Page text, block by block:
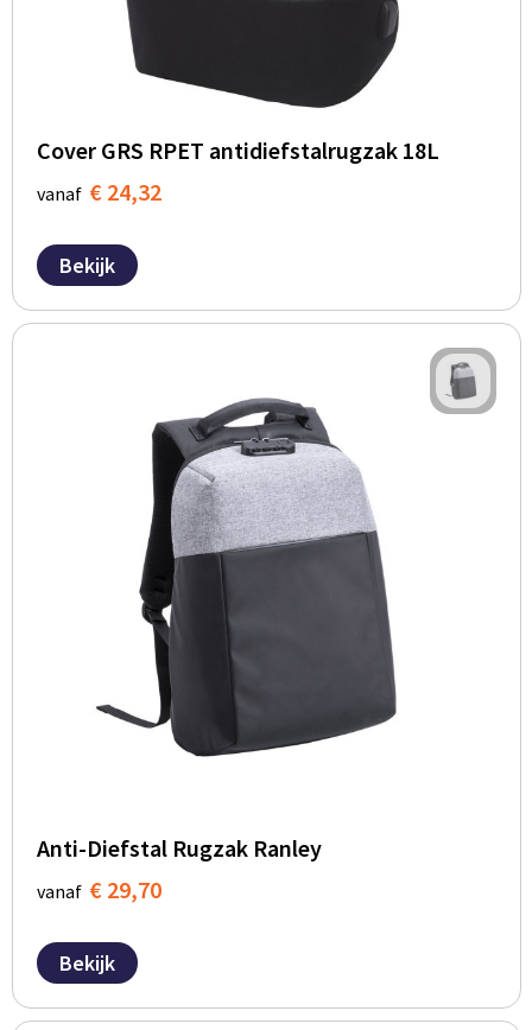
Cover GRS RPET antidiefstalrugzak 18L
vanaf € 24,32
Bekijk
Anti-Diefstal Rugzak Ranley
vanaf € 29,70
Bekijk